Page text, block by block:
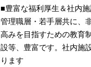
■豊富な福利厚生＆社内施
管理職層・若手層共に、
高みを目指すための教育
設等、豊富です。社内施
ります